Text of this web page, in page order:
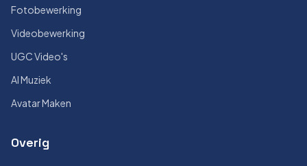
Fotobewerking
Videobewerking
UGC Video's
AI Muziek
Avatar Maken
Overig